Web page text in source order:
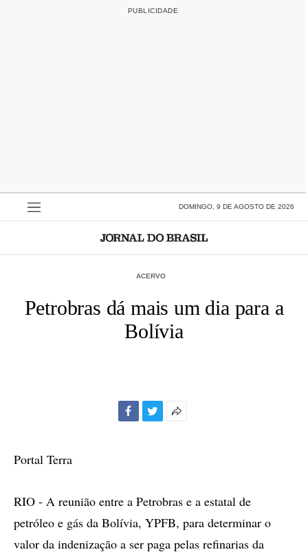
DOMINGO, 9 DE AGOSTO DE 2026
ACERVO
Petrobras dá mais um dia para a
Bolívia
Portal Terra
RIO - A reunião entre a Petrobras e a estatal de
petróleo e gás da Bolívia, YPFB, para determinar o
valor da indenização a ser paga pelas refinarias da